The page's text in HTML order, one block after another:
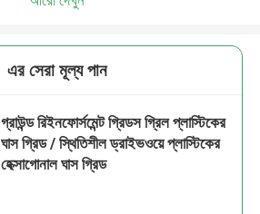
এর সেরা মূল্য পান
গ্রাউন্ড রিইনফোর্সমেন্ট গ্রিডস গ্রিল প্লাস্টিকের
ঘাস গ্রিড / স্থিতিশীল ড্রাইভওয়ে প্লাস্টিকের
হেক্সাগোনাল ঘাস গ্রিড